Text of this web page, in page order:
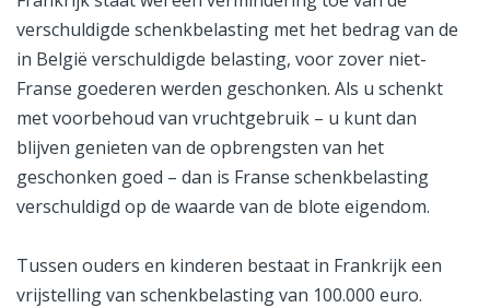
verschuldigde schenkbelasting met het bedrag van de
in België verschuldigde belasting, voor zover niet-
Franse goederen werden geschonken. Als u schenkt
met voorbehoud van vruchtgebruik – u kunt dan
blijven genieten van de opbrengsten van het
geschonken goed – dan is Franse schenkbelasting
verschuldigd op de waarde van de blote eigendom.
Tussen ouders en kinderen bestaat in Frankrijk een
vrijstelling van schenkbelasting van 100.000 euro.